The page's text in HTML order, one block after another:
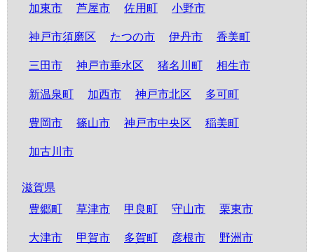
加東市 芦屋市 佐用町 小野市
神戸市須磨区 たつの市 伊丹市 香美町
三田市 神戸市垂水区 猪名川町 相生市
新温泉町 加西市 神戸市北区 多可町
豊岡市 篠山市 神戸市中央区 稲美町
加古川市
滋賀県
豊郷町
草津市 甲良町 守山市 栗東市
大津市 甲賀市 多賀町 彦根市 野洲市